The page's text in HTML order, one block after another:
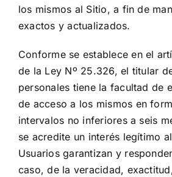
los mismos al Sitio, a fin de
exactos y actualizados.
Conforme se establece en el
de la Ley Nº 25.326, el titular
personales tiene la facultad de
de acceso a los mismos en
intervalos no inferiores a seis
se acredite un interés legítimo
Usuarios garantizan y
caso, de la veracidad,